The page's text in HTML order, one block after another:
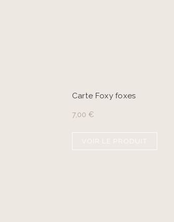
Carte Foxy foxes
7,00 €
VOIR LE PRODUIT